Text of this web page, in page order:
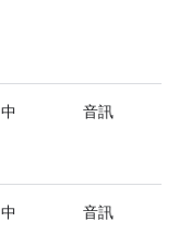
中 音訊
中 音訊